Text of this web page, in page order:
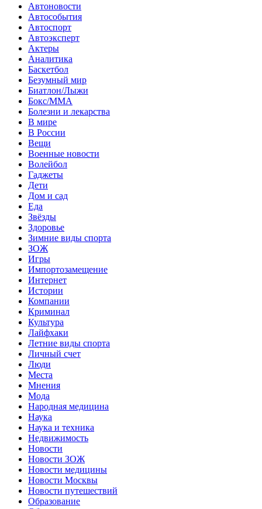
Автоновости
Автособытия
Автоспорт
Автоэксперт
Актеры
Аналитика
Баскетбол
Безумный мир
Биатлон/Лыжи
Бокс/MMA
Болезни и лекарства
В мире
В России
Вещи
Военные новости
Волейбол
Гаджеты
Дети
Дом и сад
Еда
Звёзды
Здоровье
Зимние виды спорта
ЗОЖ
Игры
Импортозамещение
Интернет
Истории
Компании
Криминал
Культура
Лайфхаки
Летние виды спорта
Личный счет
Люди
Места
Мнения
Мода
Народная медицина
Наука
Наука и техника
Недвижимость
Новости
Новости ЗОЖ
Новости медицины
Новости Москвы
Новости путешествий
Образование